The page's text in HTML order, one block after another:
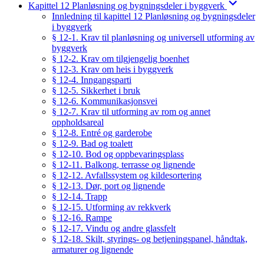
Kapittel 12 Planløsning og bygningsdeler i byggverk
Innledning til kapittel 12 Planløsning og bygningsdeler
i byggverk
§ 12-1. Krav til planløsning og universell utforming av
byggverk
§ 12-2. Krav om tilgjengelig boenhet
§ 12-3. Krav om heis i byggverk
§ 12-4. Inngangsparti
§ 12-5. Sikkerhet i bruk
§ 12-6. Kommunikasjonsvei
§ 12-7. Krav til utforming av rom og annet
oppholdsareal
§ 12-8. Entré og garderobe
§ 12-9. Bad og toalett
§ 12-10. Bod og oppbevaringsplass
§ 12-11. Balkong, terrasse og lignende
§ 12-12. Avfallssystem og kildesortering
§ 12-13. Dør, port og lignende
§ 12-14. Trapp
§ 12-15. Utforming av rekkverk
§ 12-16. Rampe
§ 12-17. Vindu og andre glassfelt
§ 12-18. Skilt, styrings- og betjeningspanel, håndtak,
armaturer og lignende